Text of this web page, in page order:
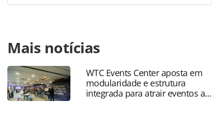
https://www.panrotas.com.br/aviacao/empresas/2021/11/
a380-retorna-ao-brasil-para-rota-dubai-sao-
paulo_185321.html ou as ferramentas oferecidas na
página. Todo o conteúdo produzido pela PANROTAS
Editora é protegido pela legislação brasileira sobre direito
autoral. Não reproduza o conteúdo sem autorização da
Mais notícias
WTC Events Center aposta em
modularidade e estrutura
integrada para atrair eventos a